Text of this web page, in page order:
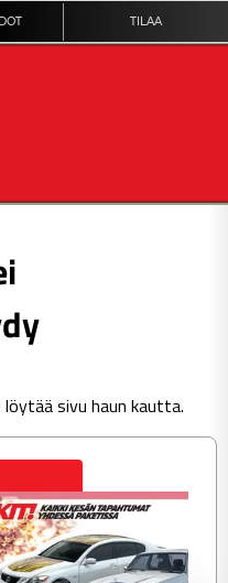
TILAA
löytää sivu haun kautta.